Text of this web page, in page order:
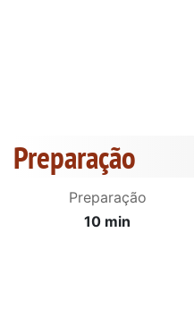
Preparação
Preparação
10 min